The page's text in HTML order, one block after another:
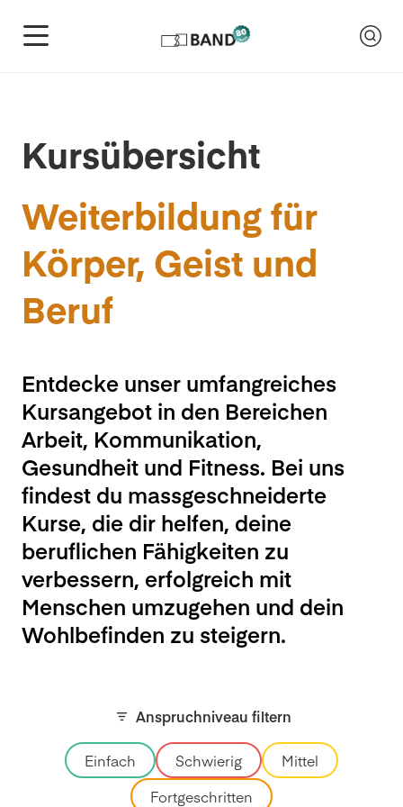
Kursübersicht
Weiterbildung für
Körper, Geist und
Beruf
Entdecke unser umfangreiches
Kursangebot in den Bereichen
Arbeit, Kommunikation,
Gesundheit und Fitness. Bei uns
findest du massgeschneiderte
Kurse, die dir helfen, deine
beruflichen Fähigkeiten zu
verbessern, erfolgreich mit
Menschen umzugehen und dein
Wohlbefinden zu steigern.
Anspruchniveau filtern
Einfach Schwierig
Mittel
Fortgeschritten